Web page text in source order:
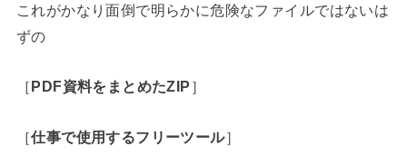
これがかなり面倒で明らかに危険なファイルではないは
ずの
［ PDF資料をまとめたZIP ］
［仕事で使用するフリーツール］